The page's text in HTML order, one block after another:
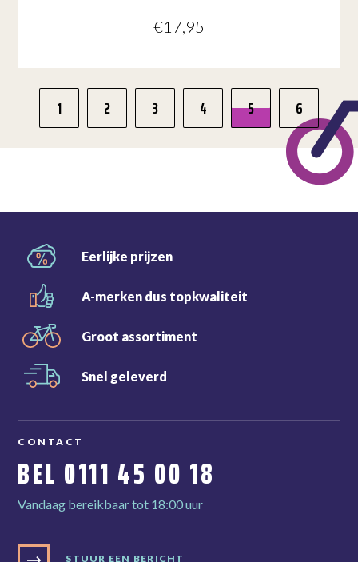
€17,95
1 2 3 4 5 6
Eerlijke prijzen
A-merken dus topkwaliteit
Groot assortiment
Snel geleverd
CONTACT
BEL 0111 45 00 18
Vandaag bereikbaar tot 18:00 uur
STUUR EEN BERICHT